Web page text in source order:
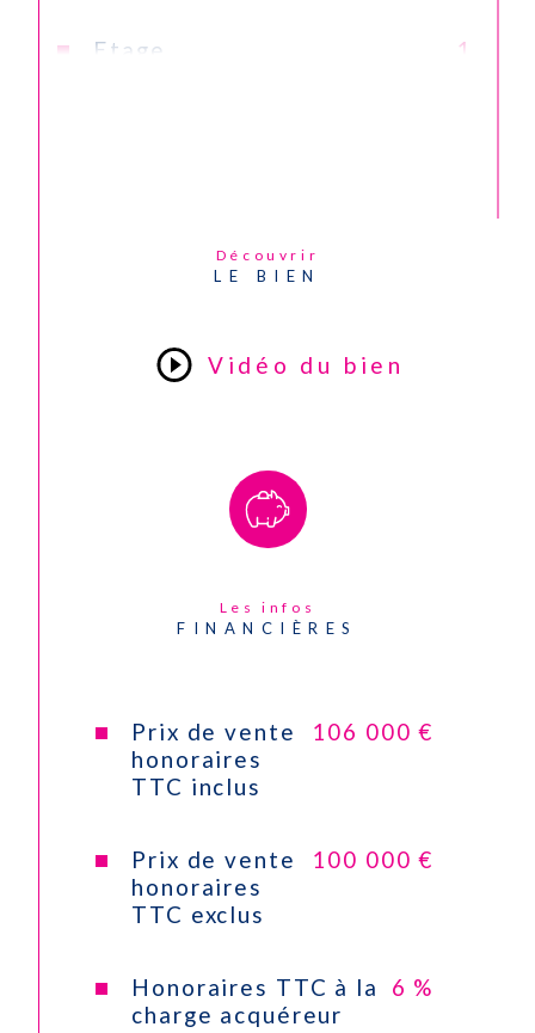
Etage 1
Mode de chauffage Electrique
Exposition
Copropriété
NON
Quote Part annuelle des
Découvrir
LE BIEN
Vidéo du bien
Les infos
FINANCIÈRES
Prix de vente
honoraires
TTC inclus
106 000 €
Prix de vente
honoraires
TTC exclus
100 000 €
Honoraires TTC à la
charge acquéreur
6 %